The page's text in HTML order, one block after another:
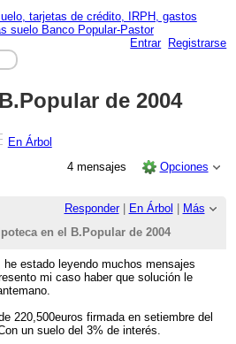
tarjetas de crédito, IRPH, gastos
suelo Banco Popular-Pastor
Entrar
Registrarse
de 2004
En Árbol
4 mensajes
Opciones
Responder| En Árbol
Más
en el B.Popular de 2004
he estado leyendo muchos mensajes
mi caso haber que solución le
220,500euros firmada en setiembre del
un suelo del 3% de interés.